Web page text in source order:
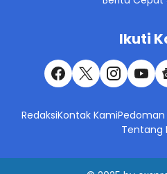
Ikuti
RedaksiKontak Kami
Tentang